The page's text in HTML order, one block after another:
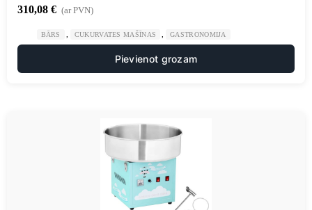
310,08 € (ar PVN)
BĀRS CUKURVATES MAŠĪNAS GASTRONOMIJA
Pievienot grozam